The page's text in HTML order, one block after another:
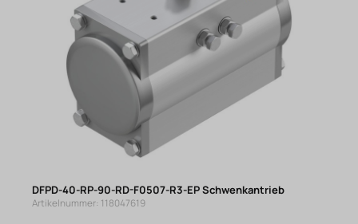
DFPD-40-RP-90-RD-F0507-R3-EP Schwenkantrieb
Artikelnummer: 118047619